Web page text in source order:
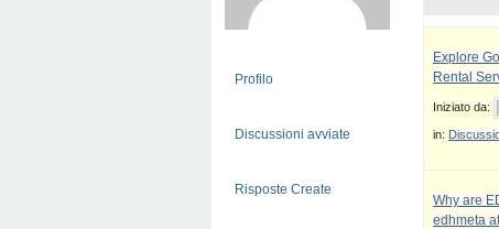
Profilo
Discussioni avviate
Risposte Create
Explore
Rental
Iniziato da:
in:
Why are
edhmeta